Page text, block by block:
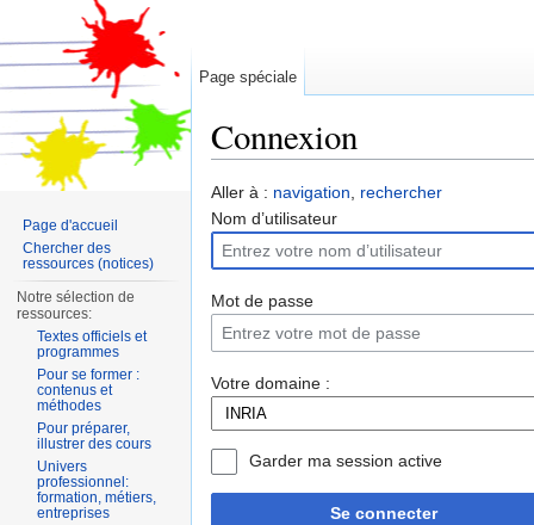
Connexion
Aller à : navigation, rechercher
Nom d’utilisateur
Mot de passe
Votre domaine :
Garder ma session active
Se connecter
Page spéciale
Page d'accueil
Chercher des
ressources (notices)
Notre sélection de
ressources:
Textes officiels et
programmes
Pour se former :
contenus et
méthodes
Pour préparer,
illustrer des cours
Univers
professionnel:
formation, métiers,
entreprises